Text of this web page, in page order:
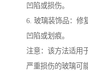
凹陷或损伤。
6. 玻璃装饰品：修
凹陷或划痕。
注意：该方法适用
严重损伤的玻璃可